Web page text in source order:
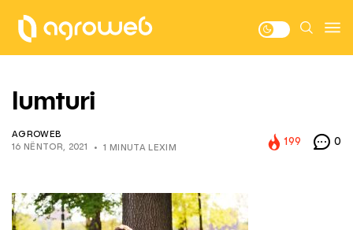
lumturi
AGROWEB
16 NËNTOR, 2021
1 MINUTA LEXIM
199 0